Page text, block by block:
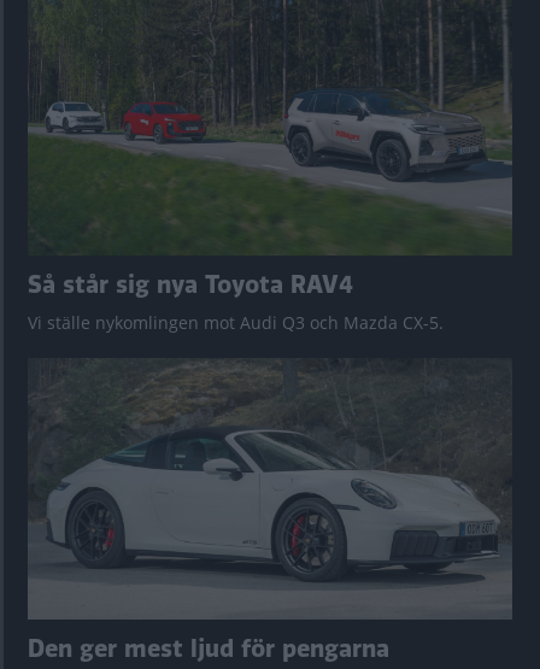
Så står sig nya Toyota RAV4
Vi ställe nykomlingen mot Audi Q3 och Mazda CX-5.
Den ger mest ljud för pengarna